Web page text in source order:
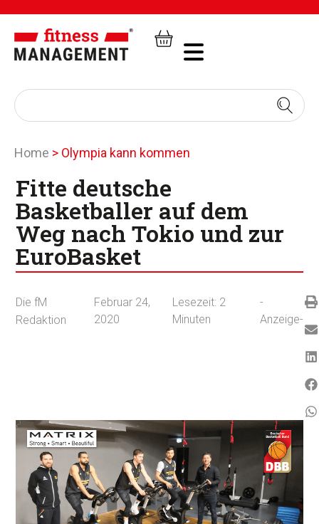
Home > Olympia kann kommen
Fitte deutsche
Basketballer auf dem
Weg nach Tokio und zur
EuroBasket
Die fM
Redaktion
Februar 24,
2020
Lesezeit: 2
Minuten
-
Anzeige-